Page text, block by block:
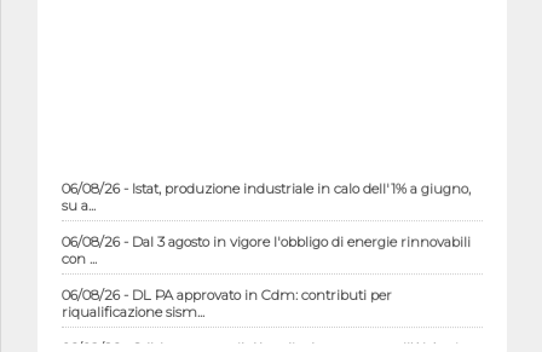
06/08/26 - Istat, produzione industriale in calo dell'1% a giugno,
su a...
06/08/26 - Dal 3 agosto in vigore l'obbligo di energie rinnovabili
con ...
06/08/26 - DL PA approvato in Cdm: contributi per
riqualificazione sism...
06/08/26 - CdM: approvato il d.lgs. di adeguamento all’AI Act in